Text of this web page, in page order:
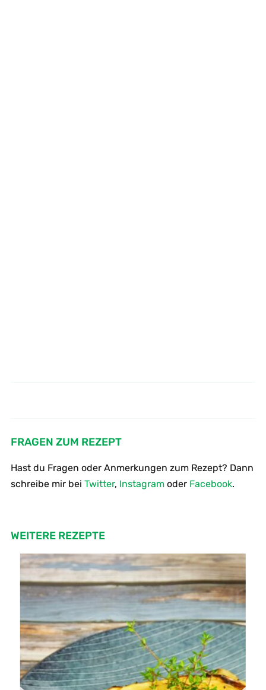
FRAGEN ZUM REZEPT
Hast du Fragen oder Anmerkungen zum Rezept? Dann
schreibe mir bei Twitter, Instagramoder Facebook.
WEITERE REZEPTE